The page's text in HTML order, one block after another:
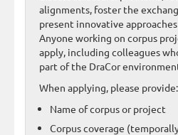
alignments, foster the
present innovative
Anyone working on corpus
apply, including colleagues
part of the DraCor
When applying, please provide:
Name of corpus or project
Corpus coverage